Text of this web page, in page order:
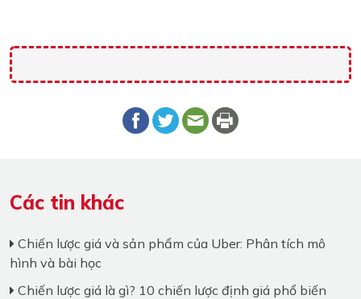
Các tin khác
Chiến lược giá và sản phẩm của Uber: Phân tích mô
hình và bài học
Chiến lược giá là gì? 10 chiến lược định giá phổ biến